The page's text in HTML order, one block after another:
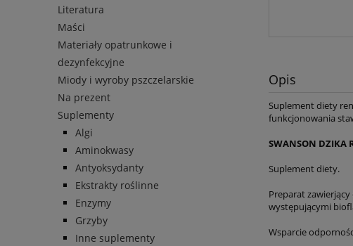
Literatura
Maści
Materiały opatrunkowe i
dezynfekcyjne
Miody i wyroby pszczelarskie
Na prezent
Suplementy
Algi
Aminokwasy
Antyoksydanty
Ekstrakty roślinne
Enzymy
Grzyby
Inne suplementy
Opis
Suplement diety
funkcjonowania
SWANSON DZIKA
Suplement diety.
Preparat
występującymi
Wsparcie